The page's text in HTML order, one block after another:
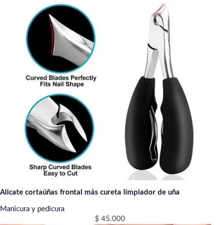
Alicate cortaúñas frontal más cureta limpiador de uña
Manicura y pedicura
$ 45.000